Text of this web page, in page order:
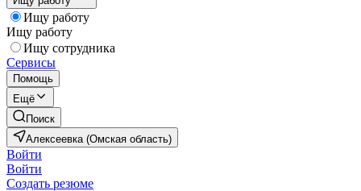
Ищу работу
Ищу работу
Ищу сотрудника
Сервисы
Помощь
Ещё
Поиск
Алексеевка (Омская область)
Войти
Войти
Создать резюме